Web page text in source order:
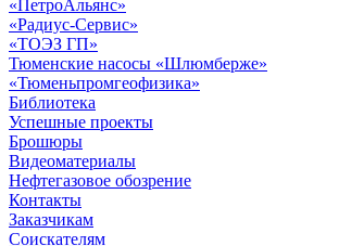
«ПетроАльянс»
«Радиус-Сервис»
«ТОЭЗ ГП»
Тюменские насосы «Шлюмберже»
«Тюменьпромгеофизика»
Библиотека
Успешные проекты
Брошюры
Видеоматериалы
Нефтегазовое обозрение
Контакты
Заказчикам
Соискателям